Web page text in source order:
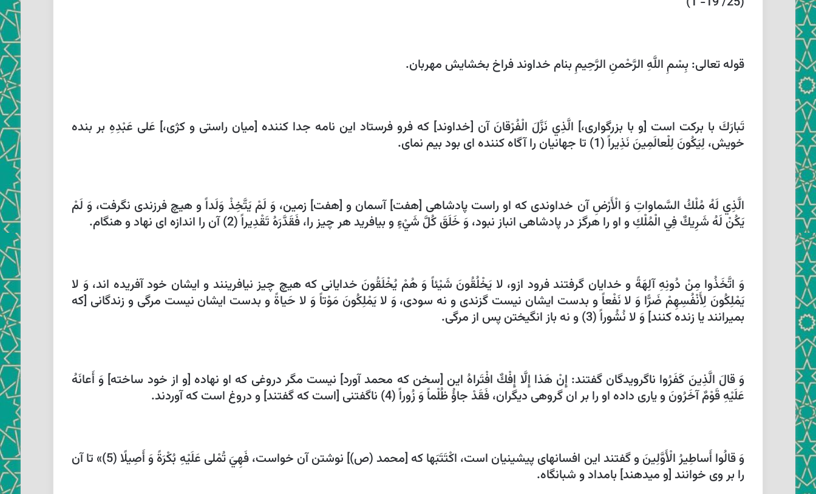
قوله تعالى: بِسْمِ اللَّهِ الرَّحْمنِ الرَّحِيمِ‏ بنام خداوند فراخ بخشايش مهربان.
تَبارَكَ‏ با بركت است [و با بزرگوارى،] الَّذِي نَزَّلَ الْفُرْقانَ‏ آن [خداوند] كه فرو فرستاد اين نامه جدا كننده [ميان راستى و كژى،] عَلى‏ عَبْدِهِ‏ بر بنده
خويش، لِيَكُونَ لِلْعالَمِينَ نَذِيراً (1) تا جهانيان را آگاه كننده ‏اى بود بيم نماى.
الَّذِي لَهُ مُلْكُ السَّماواتِ وَ الْأَرْضِ‏ آن خداوندى كه او راست پادشاهى [هفت‏] آسمان و [هفت‏] زمين، وَ لَمْ يَتَّخِذْ وَلَداً و هيچ فرزندى نگرفت، وَ لَمْ
يَكُنْ لَهُ شَرِيكٌ فِي الْمُلْكِ‏ و او را هرگز در پادشاهى انباز نبود، وَ خَلَقَ كُلَّ شَيْ‏ءٍ و بيافريد هر چيز را، فَقَدَّرَهُ تَقْدِيراً (2) آن را اندازه ‏اى نهاد و هنگام.
وَ اتَّخَذُوا مِنْ دُونِهِ آلِهَةً و خدايان گرفتند فرود ازو، لا يَخْلُقُونَ شَيْئاً وَ هُمْ يُخْلَقُونَ‏ خدايانى كه هيچ چيز نيافرينند و ايشان خود آفريده ‏اند، وَ لا
يَمْلِكُونَ لِأَنْفُسِهِمْ ضَرًّا وَ لا نَفْعاً و بدست ايشان نيست گزندى و نه سودى، وَ لا يَمْلِكُونَ مَوْتاً وَ لا حَياةً و بدست ايشان نيست مرگى و زندگانى [كه
بميرانند يا زنده كنند] وَ لا نُشُوراً (3) و نه باز انگيختن پس از مرگى.
وَ قالَ الَّذِينَ كَفَرُوا ناگرويدگان گفتند: إِنْ هَذا إِلَّا إِفْكٌ افْتَراهُ‏ اين [سخن كه محمد آورد] نيست مگر دروغى كه او نهاده [و از خود ساخته‏] وَ أَعانَهُ
عَلَيْهِ قَوْمٌ آخَرُونَ‏ و يارى داده او را بر ان گروهى ديگران، فَقَدْ جاؤُ ظُلْماً وَ زُوراً (4) ناگفتنى [است كه گفتند] و دروغ است كه آوردند.
وَ قالُوا أَساطِيرُ الْأَوَّلِينَ‏ و گفتند اين افسانهاى پيشينيان است، اكْتَتَبَها كه [محمد (ص)] نوشتن آن خواست، فَهِيَ تُمْلى‏ عَلَيْهِ بُكْرَةً وَ أَصِيلًا (5)» تا آن
را بر وى خوانند [و ميدهند] بامداد و شبانگاه.